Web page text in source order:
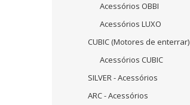
Acessórios OBBI
Acessórios LUXO
CUBIC (Motores de enterrar)
Acessórios CUBIC
SILVER - Acessórios
ARC - Acessórios